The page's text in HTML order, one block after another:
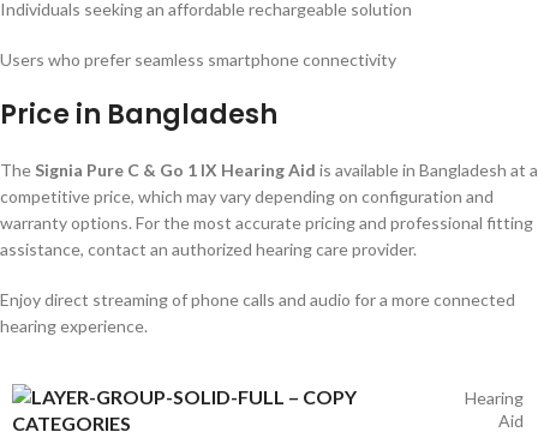
Individuals seeking an affordable rechargeable solution
Users who prefer seamless smartphone connectivity
Price in Bangladesh
The Signia Pure C & Go 1 IX Hearing Aid is available in Bangladesh at a
competitive price, which may vary depending on configuration and
warranty options. For the most accurate pricing and professional fitting
assistance, contact an authorized hearing care provider.
Enjoy direct streaming of phone calls and audio for a more connected
hearing experience.
CATEGORIES
Hearing
Aid